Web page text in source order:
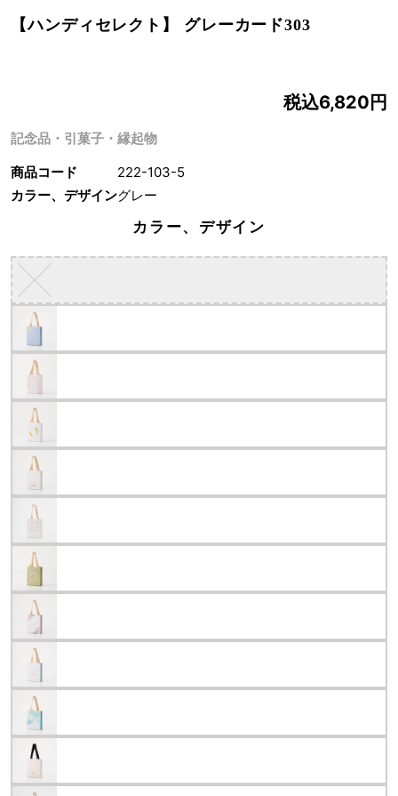
【ハンディセレクト】 グレーカード303
記念品・引菓子・縁起物
税込6,820円
商品コード
222-103-5
カラー、デザイングレー
カラー、デザイン